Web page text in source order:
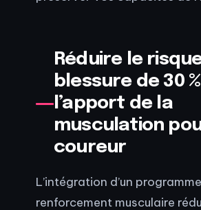
Réduire le
blessure de 30
l’apport de la
musculation
coureur
L’intégration d’un
renforcement musculaire